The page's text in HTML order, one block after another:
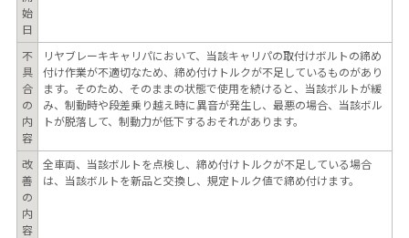
始
日
不
具
合
の
内
容
リヤブレーキキャリパにおいて、当該キャリパの取付けボルトの締め
付け作業が不適切なため、締め付けトルクが不足しているものがあり
ます。そのため、そのままの状態で使用を続けると、当該ボルトが緩
み、制動時や段差乗り越え時に異音が発生し、最悪の場合、当該ボル
トが脱落して、制動力が低下するおそれがあります。
改
善
の
内
容
全車両、当該ボルトを点検し、締め付けトルクが不足している場合
は、当該ボルトを新品と交換し、規定トルク値で締め付けます。